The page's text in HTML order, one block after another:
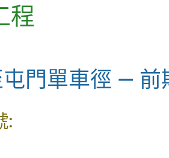
CEDD Playbook(只有英文版)
土力工程處刊物
程
門單車徑 — 前
: